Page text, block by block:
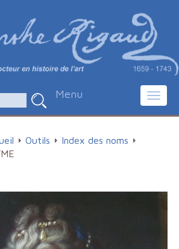
Menu
Outils
Index des noms